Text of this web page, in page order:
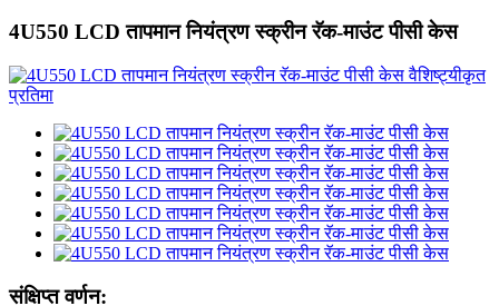
4U550 LCD तापमान नियंत्रण स्क्रीन रॅक-माउंट पीसी केस
संक्षिप्त वर्णन: